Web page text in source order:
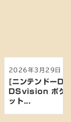
2026年3月29日
[ニンテンドー
DSvision ポケ
ット...